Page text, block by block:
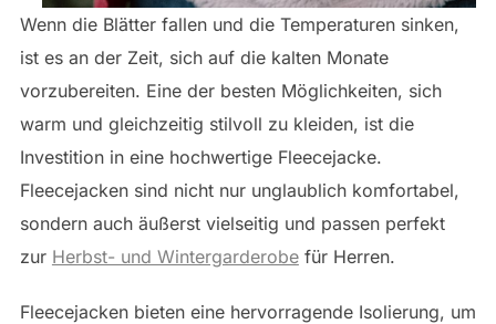
Wenn die Blätter fallen und die Temperaturen sinken,
ist es an der Zeit, sich auf die kalten Monate
vorzubereiten. Eine der besten Möglichkeiten, sich
warm und gleichzeitig stilvoll zu kleiden, ist die
Investition in eine hochwertige Fleecejacke.
Fleecejacken sind nicht nur unglaublich komfortabel,
sondern auch äußerst vielseitig und passen perfekt
zur Herbst- und Wintergarderobefür Herren.
Fleecejacken bieten eine hervorragende Isolierung, um